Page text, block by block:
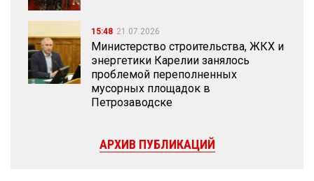
15:48 21.07.2026
Министерство строительства, ЖКХ и
энергетики Карелии занялось
проблемой переполненных
мусорных площадок в
Петрозаводске
АРХИВ ПУБЛИКАЦИЙ